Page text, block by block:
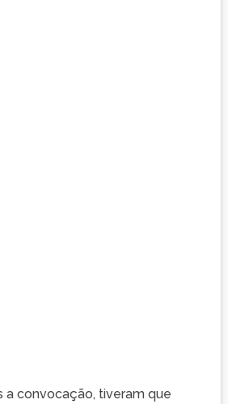
a convocação, tiveram que